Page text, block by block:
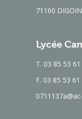
71160 DIGOIN
Lycée
T. 03 85 53 61
F. 03 85 53 61